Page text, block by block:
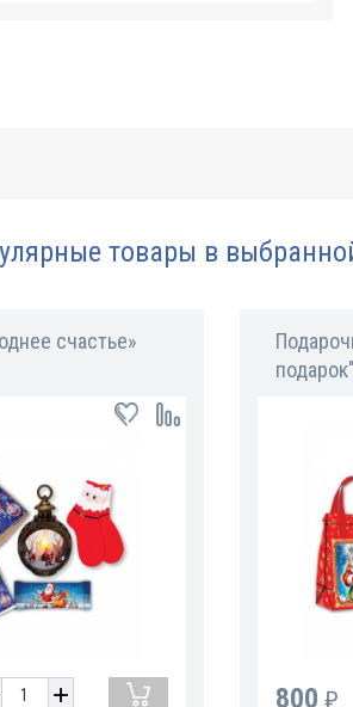
товары в
счастье»
подарок"
800 ₽